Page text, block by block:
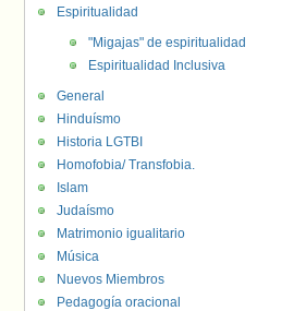
Espiritualidad
"Migajas" de espiritualidad
Espiritualidad Inclusiva
General
Hinduísmo
Historia LGTBI
Homofobia/ Transfobia.
Islam
Judaísmo
Matrimonio igualitario
Música
Nuevos Miembros
Pedagogía oracional